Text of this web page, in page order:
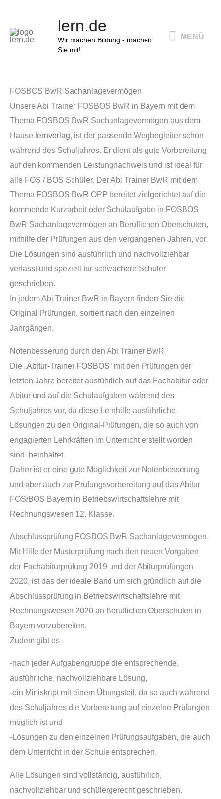
springen
lern.de
Wir machen Bildung - machen
Sie mit!
MENÜ
FOSBOS BwR Sachanlagevermögen
Unsere Abi Trainer FOSBOS BwR in Bayern mit dem
Thema FOSBOS BwR Sachanlagevermögen aus dem
Hause lernverlag, ist der passende Wegbegleiter schon
während des Schuljahres. Er dient als gute Vorbereitung
auf den kommenden Leistungnachweis und ist ideal für
alle FOS / BOS Schüler. Der Abi Trainer BwR mit dem
Thema FOSBOS BwR OPP bereitet zielgerichtet auf die
kommende Kurzarbeit oder Schulaufgabe in FOSBOS
BwR Sachanlagevermögen an Beruflichen Oberschulen,
mithilfe der Prüfungen aus den vergangenen Jahren, vor.
Die Lösungen sind ausführlich und nachvollziehbar
verfasst und speziell für schwächere Schüler
geschrieben.
In jedem Abi Trainer BwR in Bayern finden Sie die
Original Prüfungen, sortiert nach den einzelnen
Jahrgängen.
Notenbesserung durch den Abi Trainer BwR
Die „Abitur-Trainer FOSBOS“ mit den Prüfungen der
letzten Jahre bereitet ausführlich auf das Fachabitur oder
Abitur und auf die Schulaufgaben während des
Schuljahres vor, da diese Lernhilfe ausführliche
Lösungen zu den Original-Prüfungen, die so auch von
engagierten Lehrkräften im Unterricht erstellt worden
sind, beinhaltet.
Daher ist er eine gute Möglichkeit zur Notenbesserung
und aber auch zur Prüfungsvorbereitung auf das Abitur
FOS/BOS Bayern in Betriebswirtschaftslehre mit
Rechnungswesen 12. Klasse.
Abschlussprüfung FOSBOS BwR Sachanlagevermögen
Mit Hilfe der Musterprüfung nach den neuen Vorgaben
der Fachabiturprüfung 2019 und der Abiturprüfungen
2020, ist das der ideale Band um sich gründlich auf die
Abschlussprüfung in Betriebswirtschaftslehre mit
Rechnungswesen 2020 an Beruflichen Oberschulen in
Bayern vorzubereiten.
Zudem gibt es
-nach jeder Aufgabengruppe die entsprechende,
ausführliche, nachvollziehbare Lösung,
-ein Miniskript mit einem Übungsteil, da so auch während
des Schuljahres die Vorbereitung auf einzelne Prüfungen
möglich ist und
-Lösungen zu den einzelnen Prüfungsaufgaben, die auch
dem Unterricht in der Schule entsprechen.
Alle Lösungen sind vollständig, ausführlich,
nachvollziehbar und schülergerecht geschrieben.